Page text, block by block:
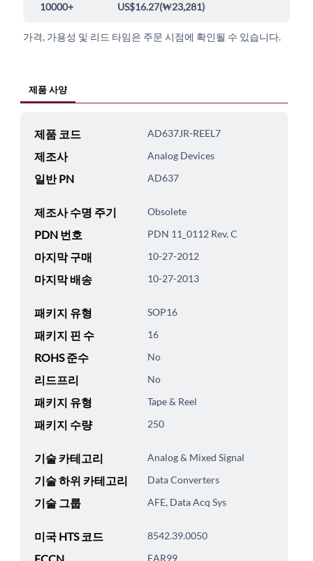
10000+ US$16.27(₩23,281)
가격, 가용성 및 리드 타임은 주문 시점에 확인될 수 있습니다.
제품 사양
제품 코드 AD637JR-REEL7
제조사 Analog Devices
일반 PN AD637
제조사 수명 주기 Obsolete
PDN 번호 PDN 11_0112 Rev. C
마지막 구매 10-27-2012
마지막 배송 10-27-2013
패키지 유형 SOP16
패키지 핀 수 16
ROHS 준수 No
리드프리 No
패키지 유형 Tape & Reel
패키지 수량 250
기술 카테고리 Analog & Mixed Signal
기술 하위 카테고리 Data Converters
기술 그룹 AFE, Data Acq Sys
미국 HTS 코드 8542.39.0050
EAR99